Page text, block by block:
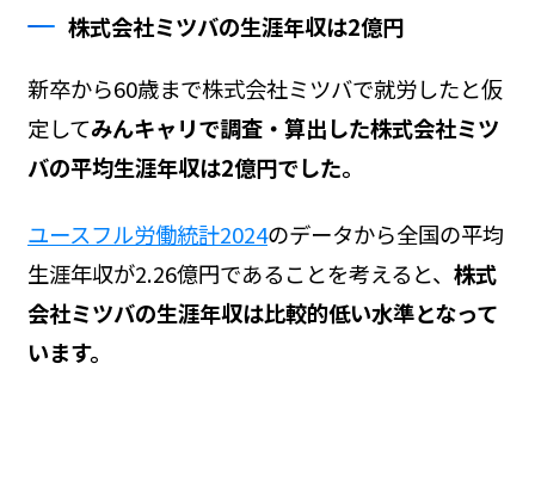
株式会社ミツバの生涯年収は2億円
新卒から60歳まで株式会社ミツバで就労したと仮
定してみんキャリで調査・算出した株式会社ミツ
バの平均生涯年収は2億円でした。
ユースフル労働統計2024のデータから全国の平均
生涯年収が2.26億円であることを考えると、 株式
会社ミツバの生涯年収は比較的低い水準となって
います。